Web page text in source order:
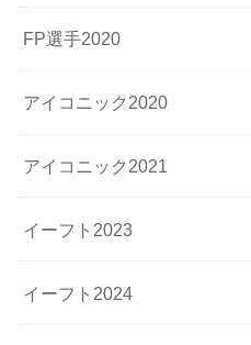
FP選手2020
アイコニック2020
アイコニック2021
イーフト2023
イーフト2024